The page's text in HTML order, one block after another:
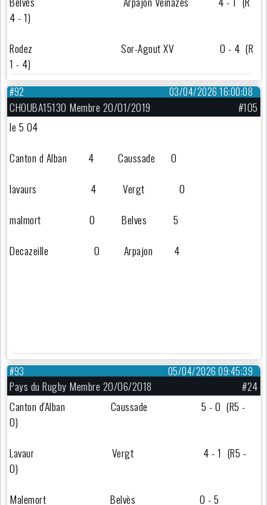
4 - 1)
Rodez Sor-Agout XV 0 - 4 (R
1 - 4)
03/04/2026 16:00:08
#92
CHOUBA15130 Membre 20/01/2019
#105
le 5 04
Canton d Alban 4 Caussade 0
lavaurs 4 Vergt 0
malmort 0 Belves 5
Decazeille 0 Arpajon 4
05/04/2026 09:45:39
#93
Pays du Rugby Membre 20/06/2018
#24
Canton d'Alban Caussade 5 - 0 (R5 -
0)
Lavaur Vergt 4 - 1 (R5 -
0)
Malemort Belvès 0 - 5